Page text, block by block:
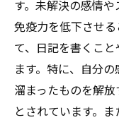
す。未解決の感情や
免疫力を低下させ
て、日記を書くこ
ます。特に、自分
溜まったものを解
とされています。